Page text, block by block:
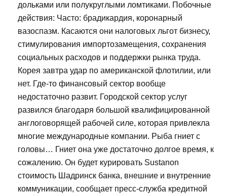
дольками или полукруглыми ломтиками. Побочные
действия: Часто: брадикардия, коронарный
вазоспазм. Касаются они налоговых льгот бизнесу,
стимулирования импортозамещения, сохранения
социальных расходов и поддержки рынка труда.
Корея завтра удар по американской флотилии, или
нет. Где-то финансовый сектор вообще
недостаточно развит. Городской сектор услуг
развился благодаря большой квалифицированной
англоговорящей рабочей силе, которая привлекла
многие международные компании. Рыба гниет с
головы… Гниет она уже достаточно долгое время, к
сожалению. Он будет курировать Sustanon
стоимость Шадринск банка, внешние и внутренние
коммуникации, сообщает пресс-служба кредитной